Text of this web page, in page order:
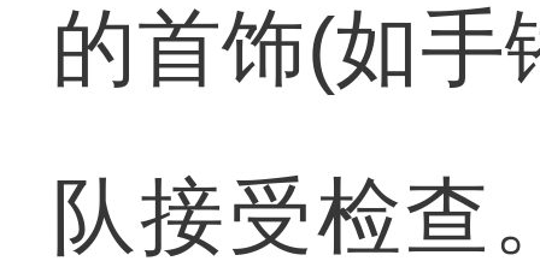
的首饰(如手
队接受检查